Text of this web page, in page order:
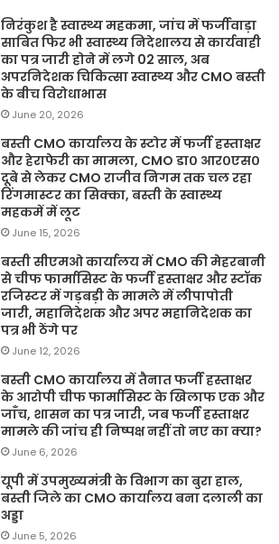
निरंकुश है स्वास्थ्य महकमा, जांच में फर्जीवाड़ा
साबित फिर भी स्वास्थ्य निदेशालय से कार्यवाही
का पत्र जारी होने में लगे 02 साल, अब
अपरनिदेशक चिकित्सा स्वास्थ्य और CMO बस्ती
के बीच विरोधाभास
June 20, 2026
बस्ती CMO कार्यालय के स्टोर में फर्जी हस्ताक्षर
और हेराफेरी का मामला, CMO डा० आर०एस०
दूबे से लेकर CMO राजीव निगम तक चल रहा
रिंगमास्टर का सिक्का, बस्ती के स्वास्थ्य
महकमें में लूट
June 15, 2026
बस्ती सीएमओ कार्यालय में CMO की मेहरबानी
से चीफ फार्मासिस्ट के फर्जी हस्ताक्षर और स्टॉक
रजिस्टर में गड़बड़ी के मामले में लीपापोती
जारी, महानिदेशक और अपर महानिदेशक का
पत्र भी ठेंगे पर
June 12, 2026
बस्ती CMO कार्यालय में तैनात फर्जी हस्ताक्षर
के आरोपी चीफ फार्मासिस्ट के खिलाफ एक और
जाँच, शासन का पत्र जारी, जब फर्जी हस्ताक्षर
मामले की जांच ही निष्पक्ष नहीं तो नए का क्या?
June 6, 2026
यूपी में उपमुख्यमंत्री के विभाग का बुरा हाल,
बस्ती जिले का CMO कार्यालय बना दलाली का
अड्डा
June 5, 2026